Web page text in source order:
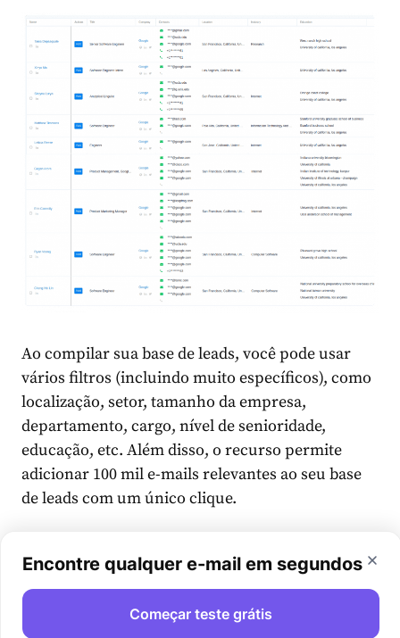
Ao compilar sua base de leads, você pode usar
vários filtros (incluindo muito específicos), como
localização, setor, tamanho da empresa,
departamento, cargo, nível de senioridade,
educação, etc. Além disso, o recurso permite
adicionar 100 mil e-mails relevantes ao seu base
de leads com um único clique.
Encontre qualquer e-mail em segundos
Começar teste grátis